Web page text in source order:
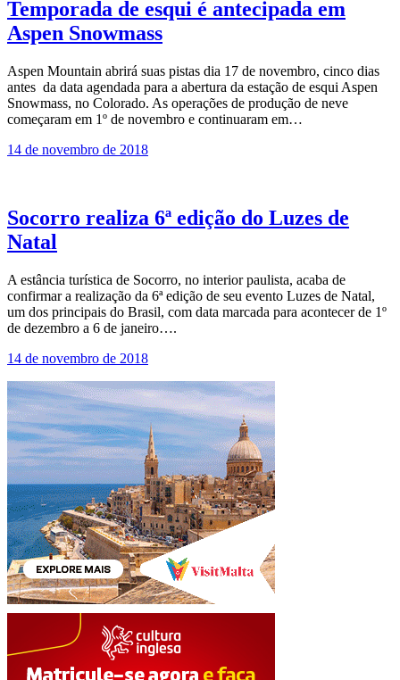
Temporada de esqui é antecipada em
Aspen Snowmass
Aspen Mountain abrirá suas pistas dia 17 de novembro, cinco dias
antes da data agendada para a abertura da estação de esqui Aspen
Snowmass, no Colorado. As operações de produção de neve
começaram em 1º de novembro e continuaram em…
14 de novembro de 2018
Socorro realiza 6ª edição do Luzes de
Natal
A estância turística de Socorro, no interior paulista, acaba de
confirmar a realização da 6ª edição de seu evento Luzes de Natal,
um dos principais do Brasil, com data marcada para acontecer de 1º
de dezembro a 6 de janeiro….
14 de novembro de 2018